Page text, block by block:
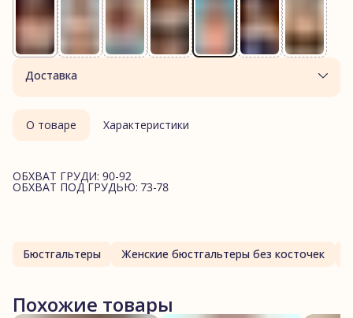
Доставка
О товаре Характеристики
ОБХВАТ ГРУДИ: 90-92
ОБХВАТ ПОД ГРУДЬЮ: 73-78
Бюстгальтеры Женские бюстгальтеры без косточек
Похожие товары